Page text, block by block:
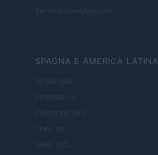
SecondHomeMagazine
SPAGNA E AMERICA LATINA
Actualidad
Finanzas 24
Investindo 365
Think.es
Viajar 365